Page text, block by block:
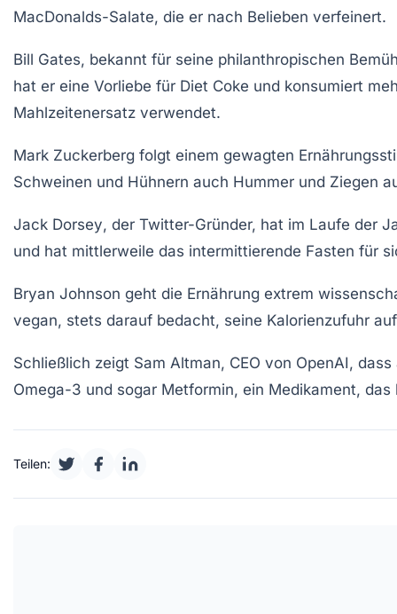
MacDonalds-Salate, die er nach Belieben verfeinert.
Bill Gates, bekannt für seine philanthropischen
hat er eine Vorliebe für Diet Coke und konsumiert
Mahlzeitenersatz verwendet.
Mark Zuckerberg folgt einem gewagten
Schweinen und Hühnern auch Hummer und Ziegen
Jack Dorsey, der Twitter-Gründer, hat im Laufe der
und hat mittlerweile das intermittierende Fasten für
Bryan Johnson geht die Ernährung extrem
vegan, stets darauf bedacht, seine Kalorienzufuhr
Schließlich zeigt Sam Altman, CEO von OpenAI,
Omega-3 und sogar Metformin, ein Medikament,
Teilen: